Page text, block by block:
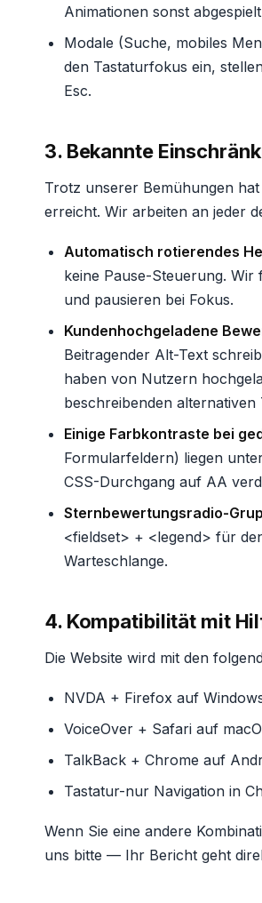
Animationen sonst
Modale (Suche, mobiles
den Tastaturfokus ein,
Esc.
3. Bekannte
Trotz unserer Bemühungen
erreicht. Wir arbeiten an jeder
Automatisch rotierendes
keine Pause-Steuerung.
und pausieren bei Fokus.
Kundenhochgeladene
Beitragender Alt-Text
haben von Nutzern
beschreibenden alternativen
Einige Farbkontraste bei
Formularfeldern) liegen
CSS-Durchgang auf AA
Sternbewertungsradio-
<fieldset> + <legend> für
Warteschlange.
4. Kompatibilität mit
Die Website wird mit den
NVDA + Firefox auf
VoiceOver + Safari auf
TalkBack + Chrome auf
Tastatur-nur Navigation in
Wenn Sie eine andere
uns bitte — Ihr Bericht geht